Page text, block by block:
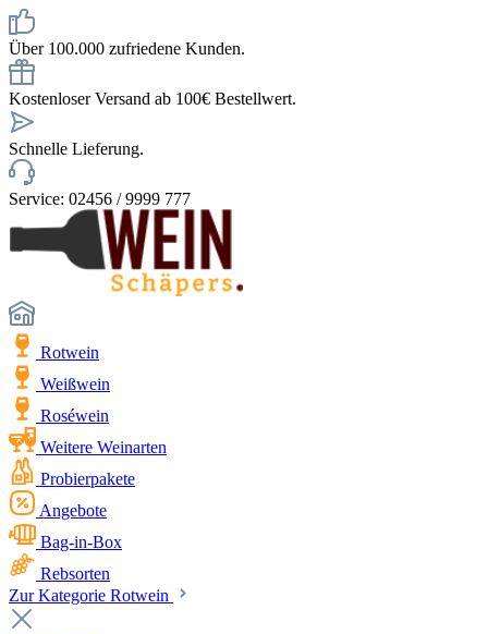
Über 100.000 zufriedene Kunden.
Kostenloser Versand ab 100€ Bestellwert.
Schnelle Lieferung.
Service: 02456 / 9999 777
Rotwein
Weißwein
Roséwein
Weitere Weinarten
Probierpakete
Angebote
Bag-in-Box
Rebsorten
Zur Kategorie Rotwein